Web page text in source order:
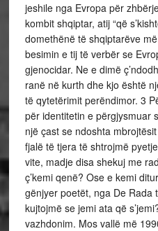
jeshile nga Evropa për
kombit shqiptar, atij “që
domethënë të shqiptarëve
besimin e tij të verbër se
gjenocidar. Ne e dimë
ranë në kurth dhe kjo është
të qytetërimit perëndimor. 3
për identitetin e përgjysmuar
një çast se ndoshta
fjalë të tjera të shtrojmë
vite, madje disa shekuj me
ç’kemi qenë? Ose e kemi
gënjyer poetët, nga De Rada
kujtojmë se jemi ata që
vazhdonim. Mos vallë më